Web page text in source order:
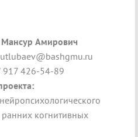
Мансур Амирович
917 426-54-89
ранних когнитивных